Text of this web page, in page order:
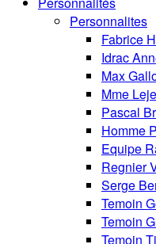
Personnalites
Fabrice
Idrac
Max
Mme
Pascal
Homme
Equipe
Regnier
Serge
Temoin
Temoin
Temoin